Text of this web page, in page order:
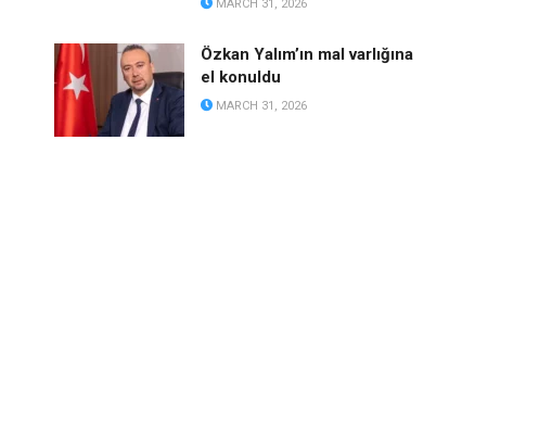
MARCH 31, 2026
Özkan Yalım’ın mal varlığına
el konuldu
MARCH 31, 2026